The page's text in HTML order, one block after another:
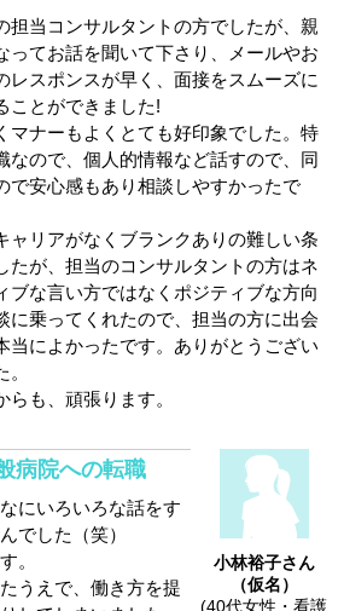
担当コンサルタントの方でしたが、親
ってお話を聞いて下さり、メールやお
レスポンスが早く、面接をスムーズに
ことができました!
マナーもよくとても好印象でした。特
なので、個人的情報など話すので、同
で安心感もあり相談しやすかったで
ャリアがなくブランクありの難しい条
たが、担当のコンサルタントの方はネ
ブな言い方ではなくポジティブな方向
に乗ってくれたので、担当の方に出会
当によかったです。ありがとうござい
。
らも、頑張ります。
小林裕子さん
（仮名）
(40代女性・看護
病院への転職
にいろいろな話をす
でした（笑）
。
うえで、働き方を提